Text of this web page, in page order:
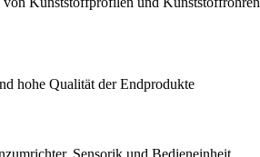
hohe Qualität der Endprodukte